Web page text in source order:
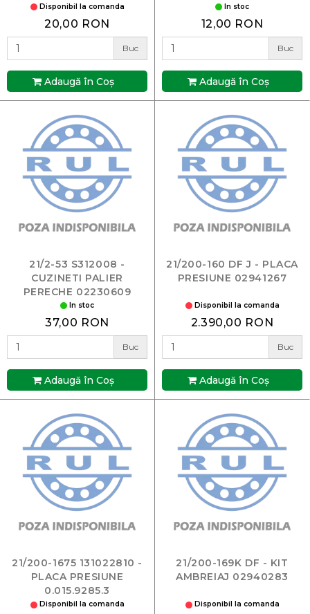
Disponibil la comanda
20,00 RON
Buc
Adaugă în Coş
In stoc
12,00 RON
Buc
Adaugă în Coş
21/2-53 S312008 -
CUZINETI PALIER
PERECHE 02230609
In stoc
37,00 RON
Buc
Adaugă în Coş
21/200-160 DF J - PLACA
PRESIUNE 02941267
Disponibil la comanda
2.390,00 RON
Buc
Adaugă în Coş
21/200-1675 131022810 -
PLACA PRESIUNE
0.015.9285.3
Disponibil la comanda
21/200-169K DF - KIT
AMBREIAJ 02940283
Disponibil la comanda